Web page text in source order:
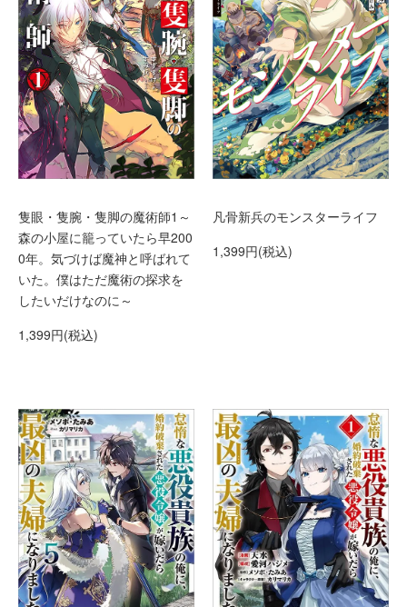
隻眼・隻腕・隻脚の魔術師1～
森の小屋に籠っていたら早200
0年。気づけば魔神と呼ばれて
いた。僕はただ魔術の探求を
したいだけなのに～
1,399円(税込)
凡骨新兵のモンスターライフ
1,399円(税込)